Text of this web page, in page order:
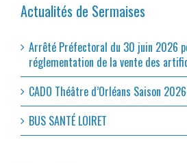
Actualités de Sermaises
Arrêté Préfectoral du 30 juin 2026
réglementation de la vente des
CADO Théâtre d’Orléans Saison
BUS SANTÉ LOIRET